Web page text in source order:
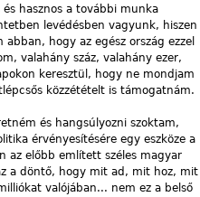
hasznos a további munka
levédésben vagyunk, hiszen
hogy az egész ország ezzel
valahány száz, valahány ezer,
keresztül, hogy ne mondjam
közzétételt is támogatnám.
és hangsúlyozni szoktam,
érvényesítésére egy eszköze a
az előbb említett széles magyar
a döntő, hogy mit ad, mit hoz, mit
valójában... nem ez a belső